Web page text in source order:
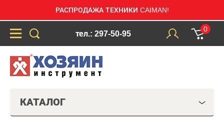
РАСПРОДАЖА ТЕХНИКИ CAIMAN!
тел.: 297-50-95
0
КАТАЛОГ